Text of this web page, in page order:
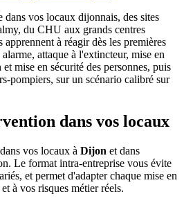
dans vos locaux dijonnais, des sites
du CHU aux grands centres
apprennent à réagir dès les premières
attaque à l'extincteur, mise en
mise en sécurité des personnes, puis
pompiers, sur un scénario calibré sur
dans vos locaux
vos locaux à Dijon et dans
Le format intra-entreprise vous évite
et permet d'adapter chaque mise en
à vos risques métier réels.